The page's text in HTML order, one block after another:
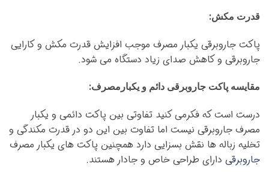
قدرت مکش:
پاکت جاروبرقی یکبار مصرف موجب افزایش قدرت مکش و کارایی
جاروبرقی و کاهش صدای زیاد دستگاه می شود.
مقایسه پاکت جاروبرقی دائم و یکبارمصرف:
درست است که فکرمی کنید تفاوتی بین پاکت دائمی و یکبار
مصرف جاروبرقی نیست اما تفاوت بین این دو در قدرت مکندگی و
تخلیه زباله ها نقش بسزایی دارد همچنین پاکت های یکبار مصرف
جاروبرقی دارای طراحی خاص و جادار هستند.